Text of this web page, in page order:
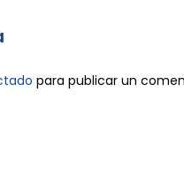
para publicar un